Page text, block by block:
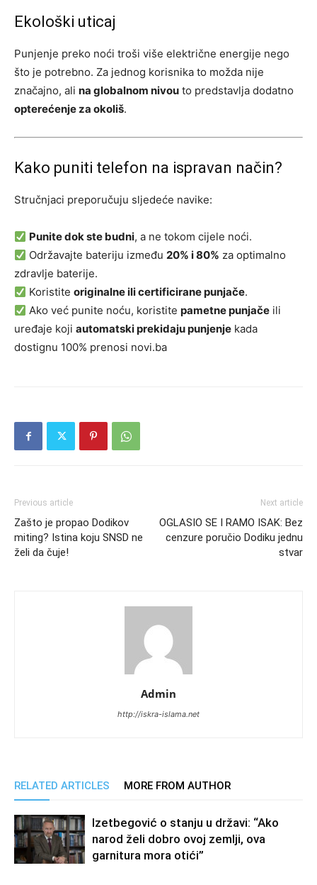
Ekološki uticaj
Punjenje preko noći troši više električne energije nego
što je potrebno. Za jednog korisnika to možda nije
značajno, ali na globalnom nivou to predstavlja dodatno
opterećenje za okoliš.
Kako puniti telefon na ispravan način?
Stručnjaci preporučuju sljedeće navike:
Punite dok ste budni, a ne tokom cijele noći.
Održavajte bateriju između20% i 80% za optimalno
zdravlje baterije.
Koristiteoriginalne ili certificirane punjače.
Ako već punite noću, koristitepametne punjače ili
uređaje koji automatski prekidaju punjenje kada
dostignu 100% prenosi novi.ba
Previous article
Zašto je propao Dodikov
miting? Istina koju SNSD ne
želi da čuje!
Next article
OGLASIO SE I RAMO ISAK: Bez
cenzure poručio Dodiku jednu
stvar
Admin
http://iskra-islama.net
RELATED ARTICLES MORE FROM AUTHOR
Izetbegović o stanju u državi: “Ako
narod želi dobro ovoj zemlji, ova
garnitura mora otići”